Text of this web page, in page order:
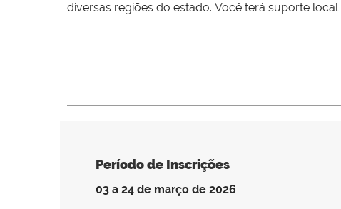
diversas regiões do estado. Você terá suporte
Período de Inscrições
03 a 24 de março de 2026